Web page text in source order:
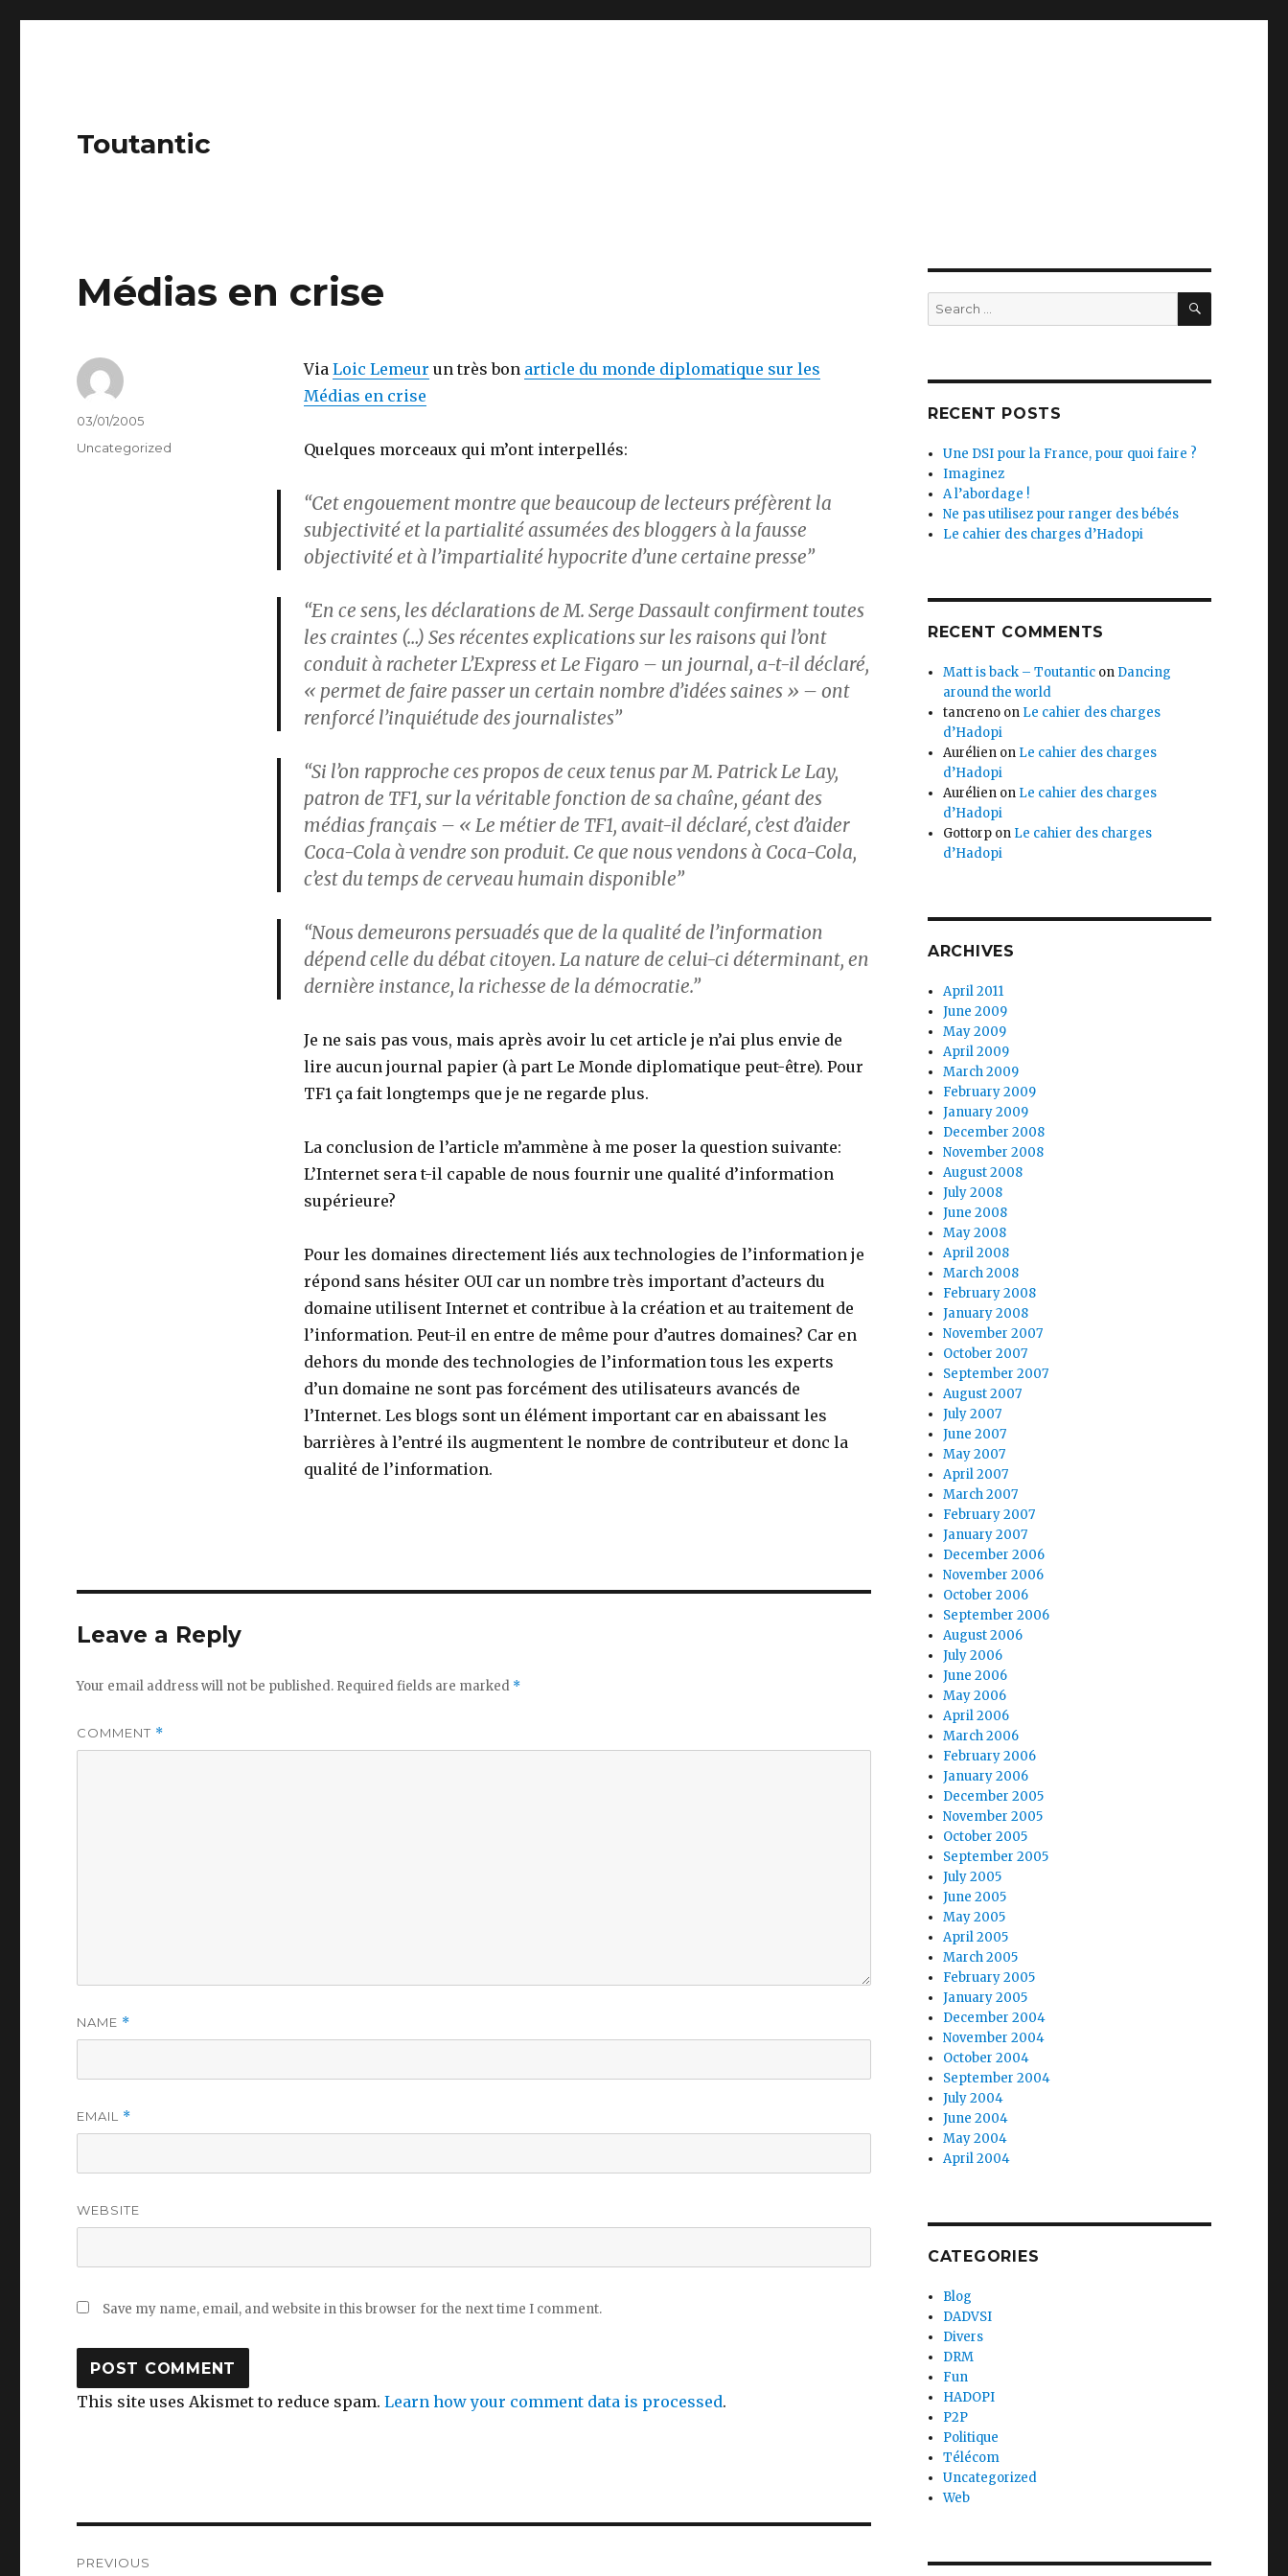
Toutantic
Médias en crise
Via Loic Lemeur un très bon article du monde diplomatique sur les
Médias en crise
Quelques morceaux qui m’ont interpellés:
“Cet engouement montre que beaucoup de lecteurs préfèrent la
subjectivité et la partialité assumées des bloggers à la fausse
objectivité et à l’impartialité hypocrite d’une certaine presse”
“En ce sens, les déclarations de M. Serge Dassault confirment toutes
les craintes (…) Ses récentes explications sur les raisons qui l’ont
conduit à racheter L’Express et Le Figaro – un journal, a-t-il déclaré,
« permet de faire passer un certain nombre d’idées saines » – ont
renforcé l’inquiétude des journalistes”
“Si l’on rapproche ces propos de ceux tenus par M. Patrick Le Lay,
patron de TF1, sur la véritable fonction de sa chaîne, géant des
médias français – « Le métier de TF1, avait-il déclaré, c’est d’aider
Coca-Cola à vendre son produit. Ce que nous vendons à Coca-Cola,
c’est du temps de cerveau humain disponible”
“Nous demeurons persuadés que de la qualité de l’information
dépend celle du débat citoyen. La nature de celui-ci déterminant, en
dernière instance, la richesse de la démocratie.”
Je ne sais pas vous, mais après avoir lu cet article je n’ai plus envie de
lire aucun journal papier (à part Le Monde diplomatique peut-être). Pour
TF1 ça fait longtemps que je ne regarde plus.
La conclusion de l’article m’ammène à me poser la question suivante:
L’Internet sera t-il capable de nous fournir une qualité d’information
supérieure?
Pour les domaines directement liés aux technologies de l’information je
répond sans hésiter OUI car un nombre très important d’acteurs du
domaine utilisent Internet et contribue à la création et au traitement de
l’information. Peut-il en entre de même pour d’autres domaines? Car en
dehors du monde des technologies de l’information tous les experts
d’un domaine ne sont pas forcément des utilisateurs avancés de
l’Internet. Les blogs sont un élément important car en abaissant les
barrières à l’entré ils augmentent le nombre de contributeur et donc la
qualité de l’information.
Author
Posted
03/01/2005
Categories
Uncategorized
Leave a Reply
Your email address will not be published. Required fields are marked *
COMMENT *
NAME *
EMAIL *
WEBSITE
Save my name, email, and website in this browser for the next time I comment.
This site uses Akismet to reduce spam.Learn how your comment data is processed.
PREVIOUS
Search
for:
SEARCH
RECENT POSTS
Une DSI pour la France, pour quoi faire ?
Imaginez
A l’abordage !
Ne pas utilisez pour ranger des bébés
Le cahier des charges d’Hadopi
RECENT COMMENTS
Matt is back – Toutantic on Dancing
around the world
tancreno on Le cahier des charges
d’Hadopi
Aurélien on Le cahier des charges
d’Hadopi
Aurélien on Le cahier des charges
d’Hadopi
Gottorp on Le cahier des charges
d’Hadopi
ARCHIVES
April 2011
June 2009
May 2009
April 2009
March 2009
February 2009
January 2009
December 2008
November 2008
August 2008
July 2008
June 2008
May 2008
April 2008
March 2008
February 2008
January 2008
November 2007
October 2007
September 2007
August 2007
July 2007
June 2007
May 2007
April 2007
March 2007
February 2007
January 2007
December 2006
November 2006
October 2006
September 2006
August 2006
July 2006
June 2006
May 2006
April 2006
March 2006
February 2006
January 2006
December 2005
November 2005
October 2005
September 2005
July 2005
June 2005
May 2005
April 2005
March 2005
February 2005
January 2005
December 2004
November 2004
October 2004
September 2004
July 2004
June 2004
May 2004
April 2004
CATEGORIES
Blog
DADVSI
Divers
DRM
Fun
HADOPI
P2P
Politique
Télécom
Uncategorized
Web